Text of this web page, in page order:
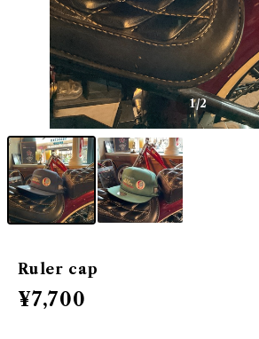
1/2
Ruler cap
¥7,700